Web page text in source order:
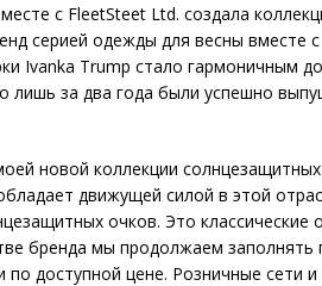
с FleetSteet Ltd. создала
серией одежды для весны вместе с
Ivanka Trump стало гармоничным
лишь за два года были успешно
новой коллекции
движущей силой в этой
очков. Это классические
бренда мы продолжаем заполнять
доступной цене. Розничные сети и